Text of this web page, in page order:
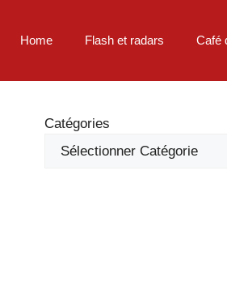
Home Flash et radars Café
Catégories